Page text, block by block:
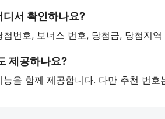
서 확인하나요?
번호, 보너스 번호, 당첨금, 당첨지
제공하나요?
을 함께 제공합니다. 다만 추천 번